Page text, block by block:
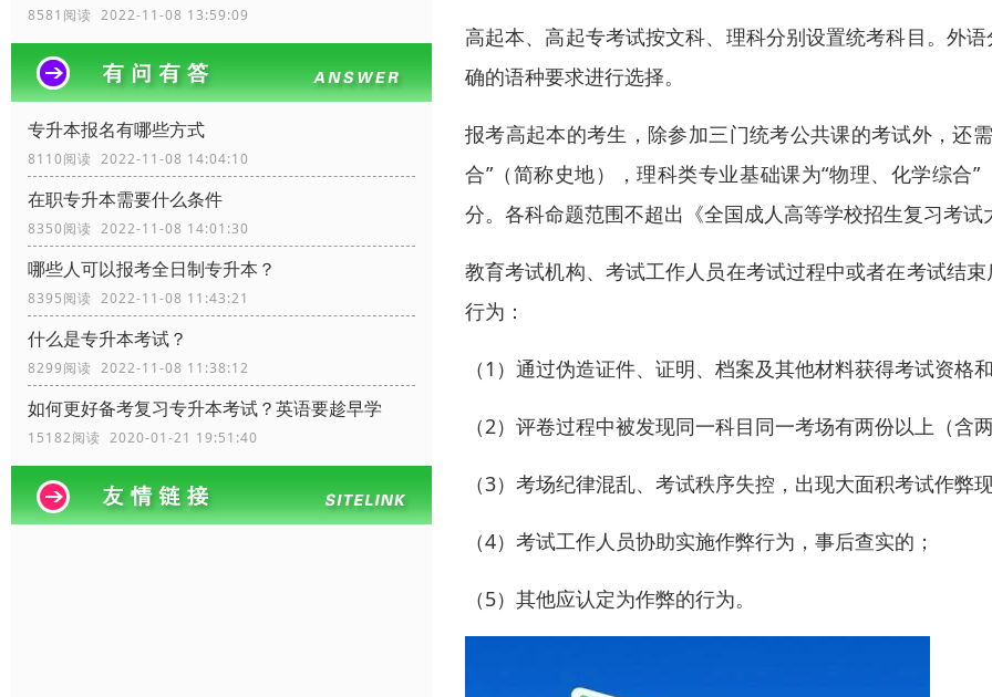
8581阅读 2022-11-08 13:59:09
专升本报名有哪些方式
8110阅读 2022-11-08 14:04:10
在职专升本需要什么条件
8350阅读 2022-11-08 14:01:30
哪些人可以报考全日制专升本？
8395阅读 2022-11-08 11:43:21
什么是专升本考试？
8299阅读 2022-11-08 11:38:12
如何更好备考复习专升本考试？英语要趁早学
15182阅读 2020-01-21 19:51:40
高起本、高起专考试按文科、理科分别设置统考科目。外
确的语种要求进行选择。
报考高起本的考生，除参加三门统考公共课的考试外，还
合”（简称史地），理科类专业基础课为“物理、化学综合
分。各科命题范围不超出《全国成人高等学校招生复习考试
教育考试机构、考试工作人员在考试过程中或者在考试结
行为：
（1）通过伪造证件、证明、档案及其他材料获得考试资格
（2）评卷过程中被发现同一科目同一考场有两份以上（含
（3）考场纪律混乱、考试秩序失控，出现大面积考试作弊
（4）考试工作人员协助实施作弊行为，事后查实的；
（5）其他应认定为作弊的行为。